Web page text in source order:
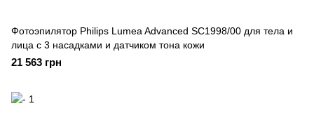
Фотоэпилятор Philips Lumea Advanced SC1998/00 для тела и
лица с 3 насадками и датчиком тона кожи
21 563 грн